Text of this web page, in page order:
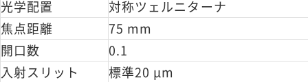
光学配置
対称ツェルニターナ
焦点距離
75 mm
開口数
0.1
入射スリット
標準20 μm